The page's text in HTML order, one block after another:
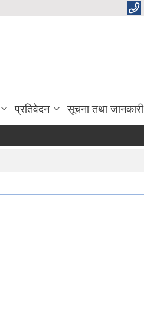
प्रतिवेदन सूचना तथा जानकारी